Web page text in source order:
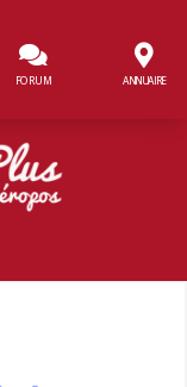
FORUM ANNUAIRE